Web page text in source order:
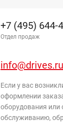
+7 (495) 644-
Отдел продаж
info@drives.ru
Если у вас
оформлении
оборудования или
обслуживанию,